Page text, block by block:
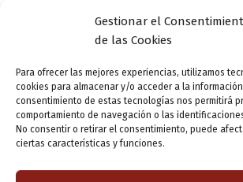
Gestionar el
de las Cookies
Para ofrecer las mejores experiencias, utilizamos
cookies para almacenar y/o acceder a la
consentimiento de estas tecnologías nos permitirá
comportamiento de navegación o las
No consentir o retirar el consentimiento, puede
ciertas características y funciones.
Salvador Calvo nos cuenta
conoció a Delibes